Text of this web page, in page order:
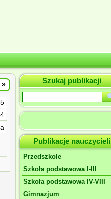
» Szukaj publikacji
Publikacje nauczycieli
Przedszkole
Szkoła podstawowa I-III
Szkoła podstawowa IV-VIII
Gimnazjum